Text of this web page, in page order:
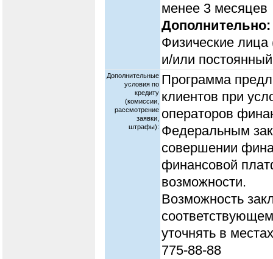
менее 3 месяцев
Дополнительно:
Физические
и/или
Дополнительные
условия по
кредиту
(комиссии,
рассмотрение
заявки,
штрафы):
Программа
клиентов при
операторов
Федеральным
совершении
финансовой
возможности.
Возможность
уточнять в
775-88-88